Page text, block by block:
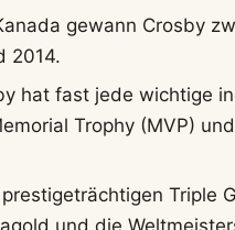
gewann Crosby
2014.
hat fast jede wichtige
Trophy (MVP)
Triple
und die